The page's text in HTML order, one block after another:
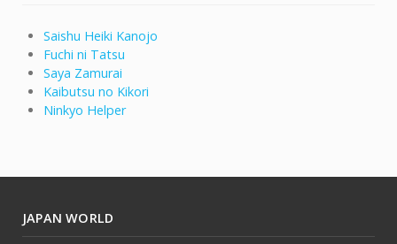
Saishu Heiki Kanojo
Fuchi ni Tatsu
Saya Zamurai
Kaibutsu no Kikori
Ninkyo Helper
JAPAN WORLD